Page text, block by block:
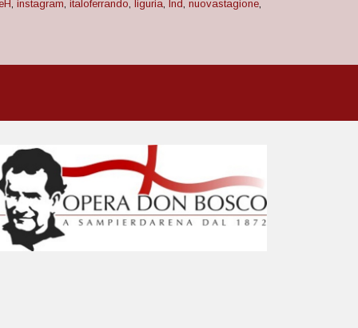
, instagram, italoferrando, liguria, lnd, nuovastagione,